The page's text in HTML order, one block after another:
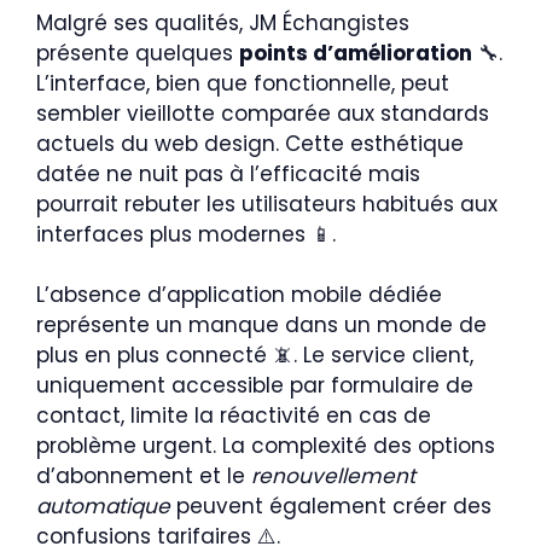
Malgré ses qualités, JM Échangistes
présente quelques points d’amélioration 🔧.
L’interface, bien que fonctionnelle, peut
sembler vieillotte comparée aux standards
actuels du web design. Cette esthétique
datée ne nuit pas à l’efficacité mais
pourrait rebuter les utilisateurs habitués aux
interfaces plus modernes 📱.
L’absence d’application mobile dédiée
représente un manque dans un monde de
plus en plus connecté 📵. Le service client,
uniquement accessible par formulaire de
contact, limite la réactivité en cas de
problème urgent. La complexité des options
d’abonnement et le renouvellement
automatiquepeuvent également créer des
confusions tarifaires ⚠️.